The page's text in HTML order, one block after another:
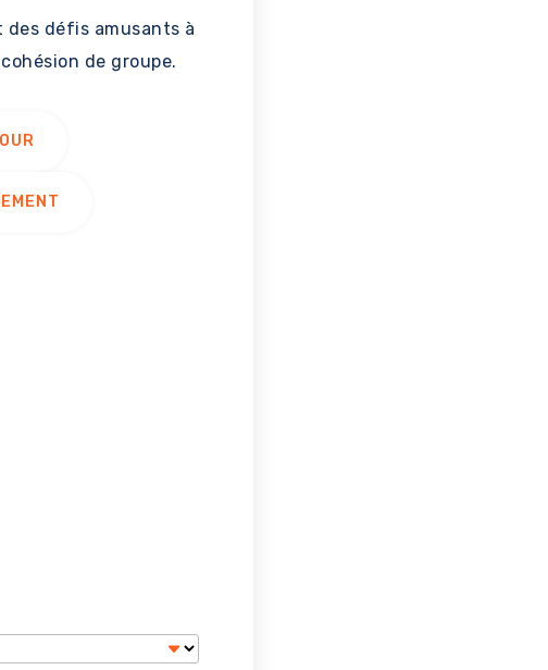
défis amusants à
de groupe.